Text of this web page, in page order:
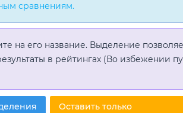
сравнениям.
на его название. Выделение
в рейтингах (Во избежении
Оставить только